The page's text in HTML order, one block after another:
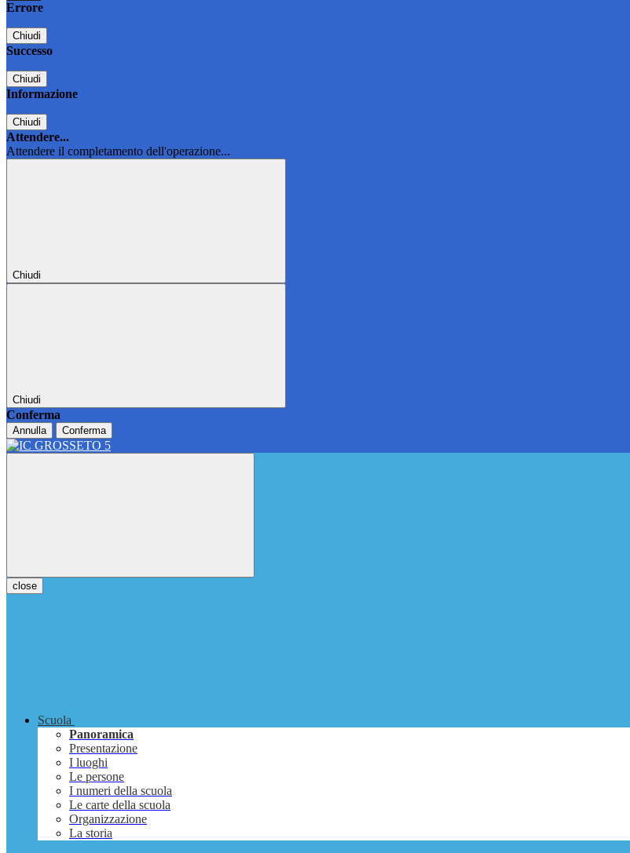
Errore
Chiudi
Successo
Chiudi
Informazione
Chiudi
Attendere...
Attendere il completamento dell'operazione...
Chiudi
Chiudi
Conferma
Annulla Conferma
close
Scuola
Panoramica
Presentazione
I luoghi
Le persone
I numeri della scuola
Le carte della scuola
Organizzazione
La storia